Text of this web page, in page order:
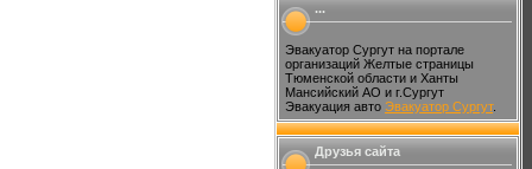
...
Эвакуатор Сургут на портале
организаций Желтые страницы
Тюменской области и Ханты
Мансийский АО и г.Сургут
Эвакуация авто Эвакуатор Сургут.
Друзья сайта